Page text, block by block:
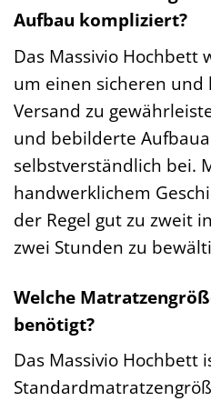
Aufbau kompliziert?
Das Massivio Hochbett
um einen sicheren und
Versand zu
und bebilderte
selbstverständlich bei.
handwerklichem
der Regel gut zu zweit
zwei Stunden zu
Welche
benötigt?
Das Massivio Hochbett